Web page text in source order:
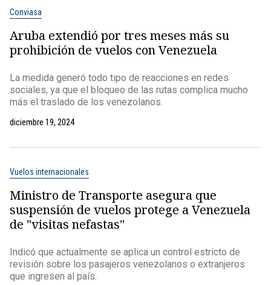
Conviasa
Aruba extendió por tres meses más su
prohibición de vuelos con Venezuela
La medida generó todo tipo de reacciones en redes
sociales, ya que el bloqueo de las rutas complica mucho
más el traslado de los venezolanos.
diciembre 19, 2024
Vuelos internacionales
Ministro de Transporte asegura que
suspensión de vuelos protege a Venezuela
de "visitas nefastas"
Indicó que actualmente se aplica un control estricto de
revisión sobre los pasajeros venezolanos o extranjeros
que ingresen al país.